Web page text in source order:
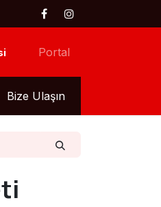
Portal
Bize Ulaşın